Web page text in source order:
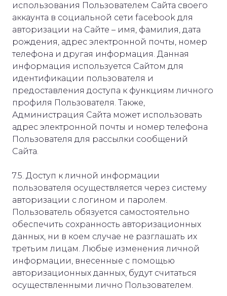
использования Пользователем Сайта своего
аккаунта в социальной сети facebook для
авторизации на Сайте – имя, фамилия, дата
рождения, адрес электронной почты, номер
телефона и другая информация. Данная
информация используется Сайтом для
идентификации пользователя и
предоставления доступа к функциям личного
профиля Пользователя. Также,
Администрация Сайта может использовать
адрес электронной почты и номер телефона
Пользователя для рассылки сообщений
Сайта.
7.5. Доступ к личной информации
пользователя осуществляется через систему
авторизации с логином и паролем.
Пользователь обязуется самостоятельно
обеспечить сохранность авторизационных
данных, ни в коем случае не разглашать их
третьим лицам. Любые изменения личной
информации, внесенные с помощью
авторизационных данных, будут считаться
осуществленными лично Пользователем.